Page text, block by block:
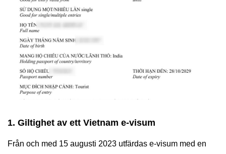
1. Giltighet av ett Vietnam e-visum
Från och med 15 augusti 2023 utfärdas e-visum med en